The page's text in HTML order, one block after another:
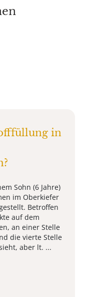
in
Sohn (6 Jahre)
im Oberkiefer
Betroffen
auf dem
an einer Stelle
die vierte Stelle
aber lt. ...